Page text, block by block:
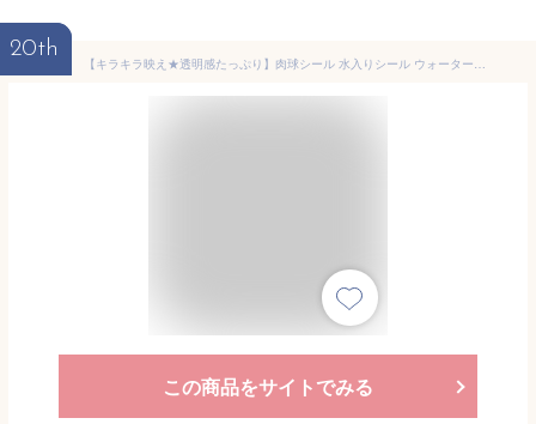
20th
【キラキラ映え★透明感たっぷり】肉球シール 水入りシール ウォーターシール 3Dシール 立体シール ぷっくりシール ふんわり風 おはじきシール キラキラ透明感 つやつや立体 ステッカー 手帳デコ シール帳 DIY 可愛い 癒しグッズ
この商品をサイトでみる